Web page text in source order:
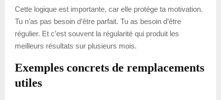
Cette logique est importante, car elle protège ta motivation.
Tu n’as pas besoin d’être parfait. Tu as besoin d’être
régulier. Et c’est souvent la régularité qui produit les
meilleurs résultats sur plusieurs mois.
Exemples concrets de remplacements
utiles